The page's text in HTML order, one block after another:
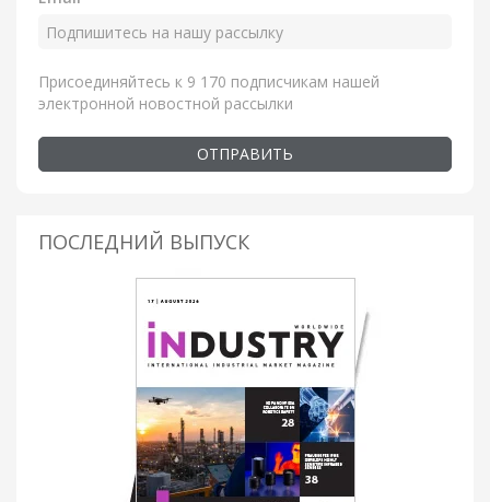
Присоединяйтесь к 9 170 подписчикам нашей
электронной новостной рассылки
ОТПРАВИТЬ
ПОСЛЕДНИЙ ВЫПУСК